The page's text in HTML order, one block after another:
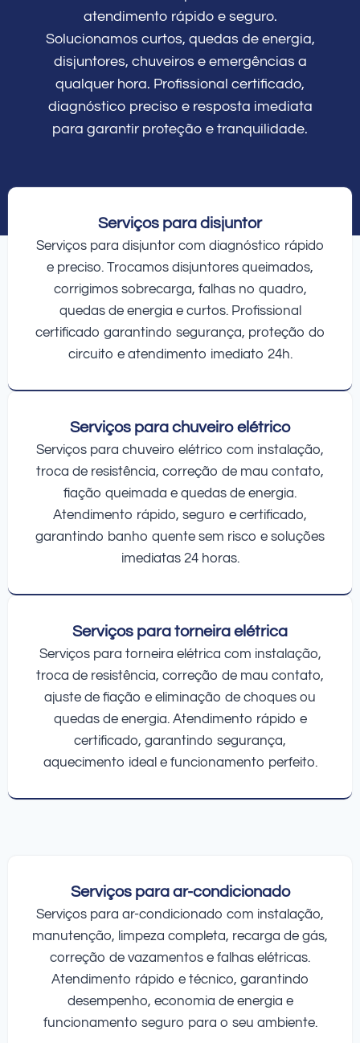
atendimento rápido e seguro.
Solucionamos curtos, quedas de energia,
disjuntores, chuveiros e emergências a
qualquer hora. Profissional certificado,
diagnóstico preciso e resposta imediata
para garantir proteção e tranquilidade.
Serviços para disjuntor
Serviços para disjuntor com diagnóstico rápido
e preciso. Trocamos disjuntores queimados,
corrigimos sobrecarga, falhas no quadro,
quedas de energia e curtos. Profissional
certificado garantindo segurança, proteção do
circuito e atendimento imediato 24h.
Serviços para chuveiro elétrico
Serviços para chuveiro elétrico com instalação,
troca de resistência, correção de mau contato,
fiação queimada e quedas de energia.
Atendimento rápido, seguro e certificado,
garantindo banho quente sem risco e soluções
imediatas 24 horas.
Serviços para torneira elétrica
Serviços para torneira elétrica com instalação,
troca de resistência, correção de mau contato,
ajuste de fiação e eliminação de choques ou
quedas de energia. Atendimento rápido e
certificado, garantindo segurança,
aquecimento ideal e funcionamento perfeito.
Serviços para ar-condicionado
Serviços para ar-condicionado com instalação,
manutenção, limpeza completa, recarga de gás,
correção de vazamentos e falhas elétricas.
Atendimento rápido e técnico, garantindo
desempenho, economia de energia e
funcionamento seguro para o seu ambiente.